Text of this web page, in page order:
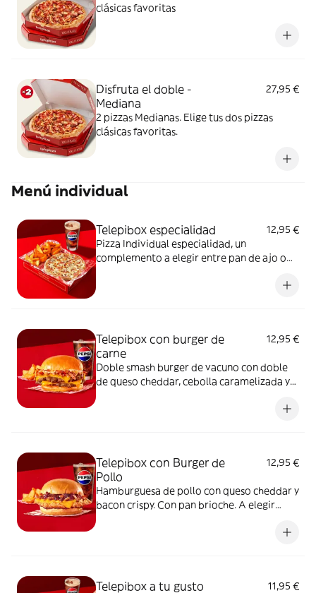
clásicas favoritas
Disfruta el doble -
Mediana
27,95 €
2 pizzas Medianas. Elige tus dos pizzas
clásicas favoritas.
Menú individual
Telepibox especialidad
12,95 €
Pizza Individual especialidad, un
complemento a elegir entre pan de ajo o
Telepibox con burger de
carne
12,95 €
Doble smash burger de vacuno con doble
de queso cheddar, cebolla caramelizada y
Telepibox con Burger de
Pollo
12,95 €
Hamburguesa de pollo con queso cheddar y
bacon crispy. Con pan brioche. A elegir
Acompañada de una ración de patatas gajo
Telepibox a tu gusto
11,95 €